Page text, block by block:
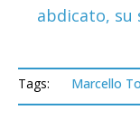
abdicato, su
Tags: Marcello